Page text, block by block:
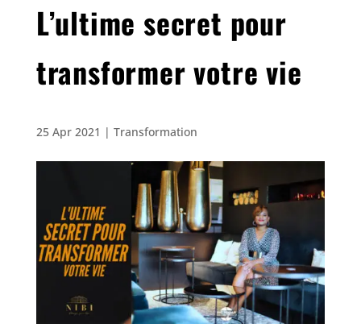
L’ultime secret pour
transformer votre vie
25 Apr 2021 | Transformation